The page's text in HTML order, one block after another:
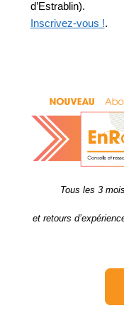
d’Estrablin).
Inscrivez-vous !.
Tous les 3
et retours